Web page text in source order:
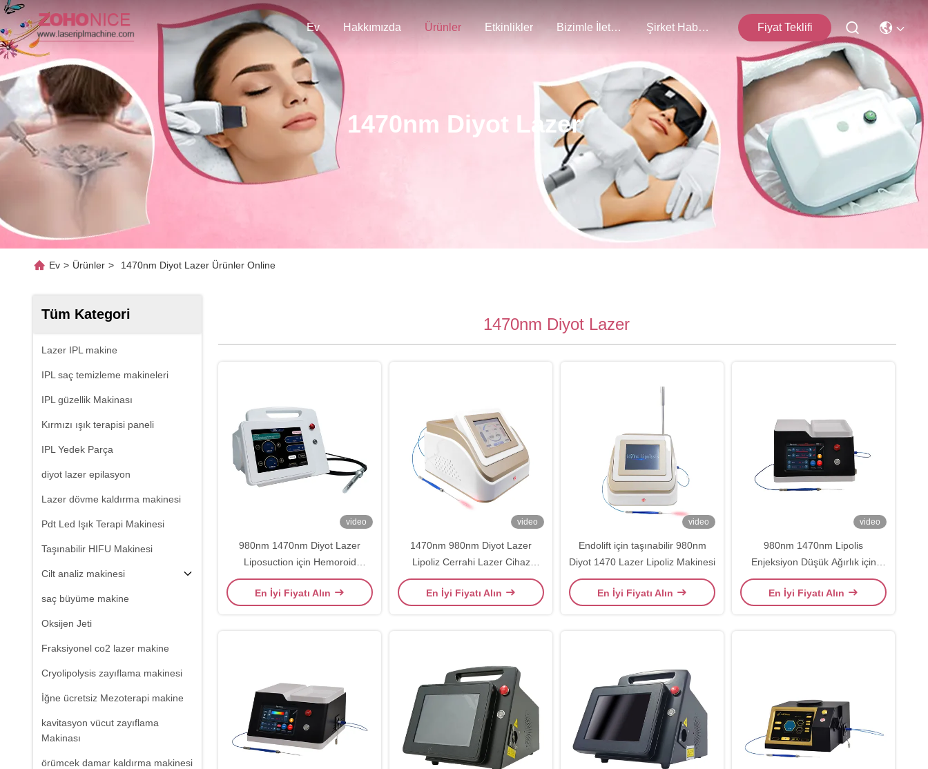
Ev Hakkımızda Ürünler Etkinlikler Bizimle İletişim Şirket Haberleri Fiyat Teklifi
1470nm Diyot Lazer
Ev > Ürünler > 1470nm Diyot Lazer Ürünler Online
Tüm Kategori
Lazer IPL makine
IPL saç temizleme makineleri
IPL güzellik Makinası
Kırmızı ışık terapisi paneli
IPL Yedek Parça
diyot lazer epilasyon
Lazer dövme kaldırma makinesi
Pdt Led Işık Terapi Makinesi
Taşınabilir HIFU Makinesi
Cilt analiz makinesi
saç büyüme makine
Oksijen Jeti
Fraksiyonel co2 lazer makine
Cryolipolysis zayıflama makinesi
İğne ücretsiz Mezoterapi makine
kavitasyon vücut zayıflama
Makinası
örümcek damar kaldırma makinesi
1470nm Diyot Lazer
video
980nm 1470nm Diyot Lazer
Liposuction için Hemoroid
Çıkartma Vajinal sıkıştırma ve
varikoz damarları
En İyi Fiyatı Alın
video
1470nm 980nm Diyot Lazer
Lipoliz Cerrahi Lazer Cihaz
Yağda çözünür
En İyi Fiyatı Alın
video
Endolift için taşınabilir 980nm
Diyot 1470 Lazer Lipoliz Makinesi
En İyi Fiyatı Alın
video
980nm 1470nm Lipolis
Enjeksiyon Düşük Ağırlık için
Yarım iletken Diyot Lazer
En İyi Fiyatı Alın